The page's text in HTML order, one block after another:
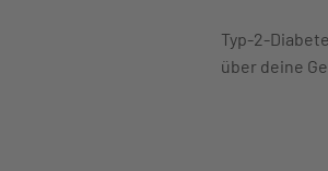
Typ-2-
über deine